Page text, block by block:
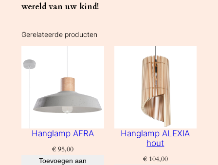
wereld van uw kind!
Gerelateerde producten
Hanglamp AFRA
€95,00
Toevoegen aan
Hanglamp ALEXIA
hout
€104,00